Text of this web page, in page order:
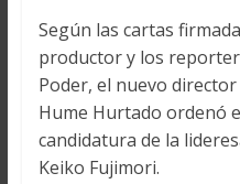
Según las cartas
productor y los
Poder, el nuevo
Hume Hurtado ordenó
candidatura de la
Keiko Fujimori.